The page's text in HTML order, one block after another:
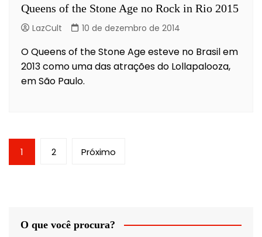
Queens of the Stone Age no Rock in Rio 2015
LazCult 10 de dezembro de 2014
O Queens of the Stone Age esteve no Brasil em
2013 como uma das atrações do Lollapalooza,
em São Paulo.
Paginação
de
1 2 Próximo
O que você procura?